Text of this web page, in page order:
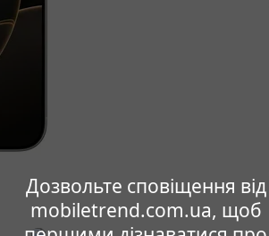
Дозвольте сповіщення від
mobiletrend.com.ua, щоб